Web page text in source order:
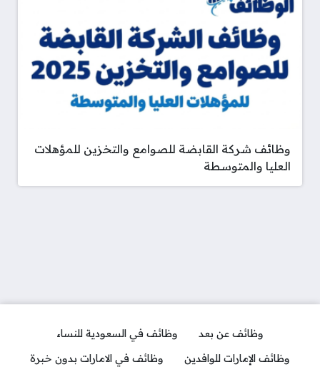
وظائف شركة القابضة للصوامع والتخزين للمؤهلات
العليا والمتوسطة
وظائف عن بعد
وظائف في السعودية للنساء
وظائف الإمارات للوافدين
وظائف في الامارات بدون خبرة